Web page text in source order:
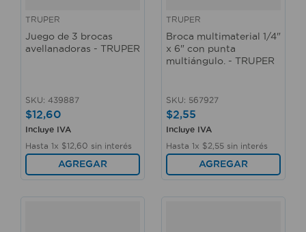
TRUPER
Juego de 3 brocas
avellanadoras - TRUPER
SKU: 439887
$12,60
Incluye IVA
Hasta 1x $12 60 sin interés
AGREGAR
TRUPER
Broca multimaterial 1/4"
x 6" con punta
multiángulo. - TRUPER
SKU: 567927
$2,55
Incluye IVA
Hasta 1x $2 55 sin interés
AGREGAR